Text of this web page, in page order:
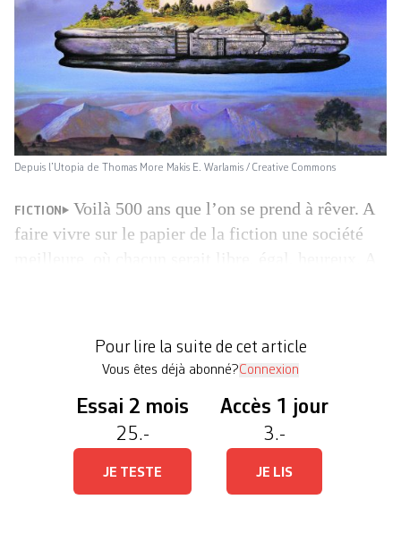
Depuis l’Utopia de Thomas More Makis E. Warlamis / Creative Commons
FICTION
Voilà 500 ans que l’on se prend à rêver. A
faire vivre sur le papier de la fiction une société
1516, donné […]
Pour lire la suite de cet article
Vous êtes déjà abonné?Connexion
Essai 2 mois
25.-
JE TESTE
Accès 1 jour
3.-
JE LIS